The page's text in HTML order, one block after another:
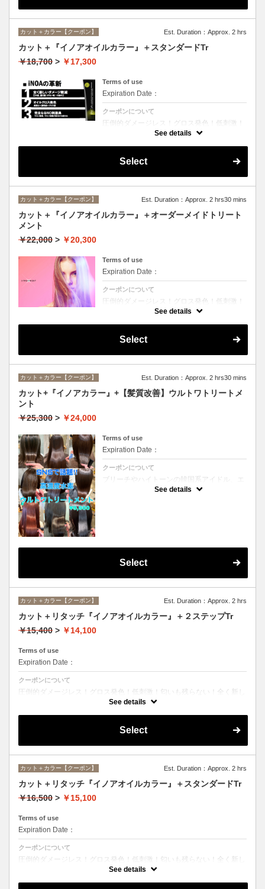
カット＋カラー【クーポン】 Est. Duration：Approx. 2 hrs
カット＋『イノアオイルカラー』＋スタンダードTr
￥18,700 > ￥17,300
Terms of use
Expiration Date：
クーポンについて
圧倒的ダメージレス！グロス発色！低刺激！
匂いも残らない！全く新しい処方のイノアオ
イルカラーのセットメニュー☆シャンプー、
ブロー込み。※リタッチカラーの場合は
See details
Select
カット＋カラー【クーポン】 Est. Duration：Approx. 2 hrs30 mins
カット＋『イノアオイルカラー』＋オーダーメイドトリート
メント
￥22,000 > ￥20,300
Terms of use
Expiration Date：
クーポンについて
圧倒的ダメージレス！グロス発色！低刺激！
匂いも残らない！全く新しい処方のイノアオ
イルカラーのセットメニュー☆シャンプー、
ブロー込み。※リタッチカラーの場合は
See details
Select
カット＋カラー【クーポン】 Est. Duration：Approx. 2 hrs30 mins
カット+『イノアカラー』+【髪質改善】ウルトワトリートメ
ント
￥25,300 > ￥24,000
Terms of use
Expiration Date：
クーポンについて
ブリーチやハイトーンの韓国系アイドル、エ
イジング毛にお悩みの美魔女も夢中！全ての
世代、髪質、メニューに対応できる髪質改善
See details
Select
カット＋カラー【クーポン】 Est. Duration：Approx. 2 hrs
カット＋リタッチ『イノアオイルカラー』＋２ステップTr
￥15,400 > ￥14,100
Terms of use
Expiration Date：
クーポンについて
圧倒的ダメージレス！グロス発色！低刺激！匂いも残らない！全く新し
い処方のイノアオイルカラーのセットメニュー☆シャンプー、ブロー込
See details
Select
カット＋カラー【クーポン】 Est. Duration：Approx. 2 hrs
カット＋リタッチ『イノアオイルカラー』＋スタンダードTr
￥16,500 > ￥15,100
Terms of use
Expiration Date：
クーポンについて
圧倒的ダメージレス！グロス発色！低刺激！匂いも残らない！全く新し
い処方のイノアオイルカラーのセットメニュー☆シャンプー、ブロー込
See details